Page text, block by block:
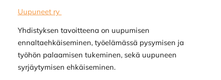
Uupuneet ry
Yhdistyksen tavoitteena on uupumisen
ennaltaehkäiseminen, työelämässä pysymisen ja
työhön palaamisen tukeminen, sekä uupuneen
syrjäytymisen ehkäiseminen.